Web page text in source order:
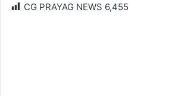
CG PRAYAG NEWS 6,455